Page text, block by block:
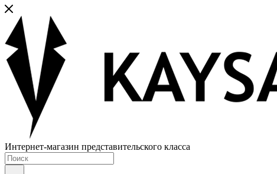
Интернет-магазин представительского класса